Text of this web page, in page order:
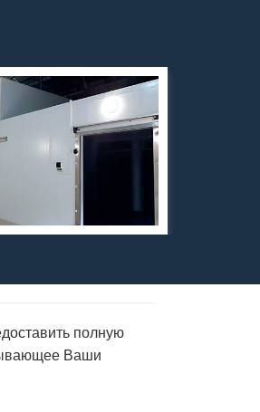
полную
Ваши